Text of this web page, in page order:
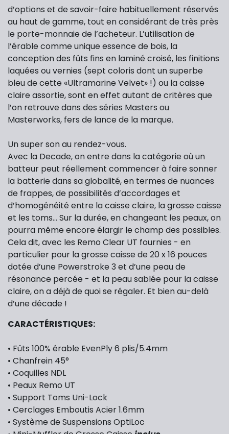
d’options et de savoir-faire habituellement réservés
au haut de gamme, tout en considérant de très près
le porte-monnaie de l’acheteur. L’utilisation de
l’érable comme unique essence de bois, la
conception des fûts fins en laminé croisé, les finitions
laquées ou vernies (sept coloris dont un superbe
bleu de cette «Ultramarine Velvet» !) ou la caisse
claire assortie, sont en effet autant de critères que
l’on retrouve dans des séries Masters ou
Masterworks, fers de lance de la marque.
Un super son au rendez-vous.
Avec la Decade, on entre dans la catégorie où un
batteur peut réellement commencer à faire sonner
la batterie dans sa globalité, en termes de nuances
de frappes, de possibilités d’accordages et
d’homogénéité entre la caisse claire, la grosse caisse
et les toms... Sur la durée, en changeant les peaux, on
pourra même encore élargir le champ des possibles.
Cela dit, avec les Remo Clear UT fournies - en
particulier pour la grosse caisse de 20 x 16 pouces
dotée d’une Powerstroke 3 et d’une peau de
résonance percée - et la peau sablée pour la caisse
claire, on a déjà de quoi se régaler. Et bien au-delà
d’une décade !
CARACTÉRISTIQUES:
• Fûts 100% érable EvenPly 6 plis/5.4mm
• Chanfrein 45°
• Coquilles NDL
• Peaux Remo UT
• Support Toms Uni-Lock
• Cerclages Emboutis Acier 1.6mm
• Système de Suspensions OptiLoc